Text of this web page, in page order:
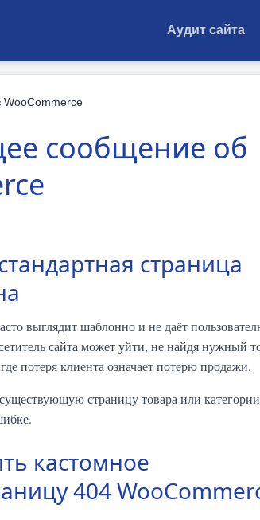
Аудит сайта
сообщение об
страница
выглядит шаблонно и не даёт
сайта может уйти, не найдя нужный
потеря клиента означает потерю продажи.
страницу товара или
кастомное
404